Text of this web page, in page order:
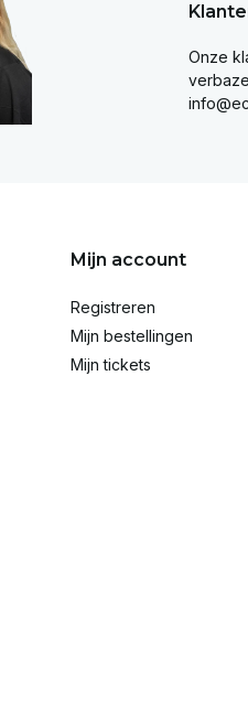
Onze
Mijn account
Registreren
Mijn bestellingen
Mijn tickets